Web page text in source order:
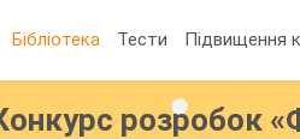
Бібліотека Тести Підвищення
розробок